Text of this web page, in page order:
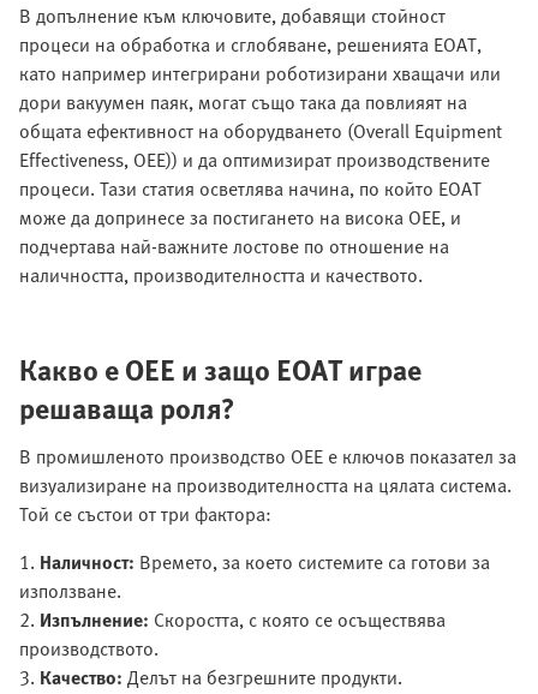
В допълнение към ключовите, добавящи стойност
процеси на обработка и сглобяване, решенията EOAT,
като например интегрирани роботизирани хващачи или
дори вакуумен паяк, могат също така да повлияят на
общата ефективност на оборудването (Overall Equipment
Effectiveness, OEE)) и да оптимизират производствените
процеси. Тази статия осветлява начина, по който EOAT
може да допринесе за постигането на висока OEE, и
подчертава най-важните лостове по отношение на
наличността, производителността и качеството.
Какво е OEE и защо EOAT играе
решаваща роля?
В промишленото производство OEE е ключов показател за
визуализиране на производителността на цялата система.
Той се състои от три фактора:
1. Наличност: Времето, за което системите са готови за
използване.
2. Изпълнение: Скоростта, с която се осъществява
производството.
3. Качество: Делът на безгрешните продукти.